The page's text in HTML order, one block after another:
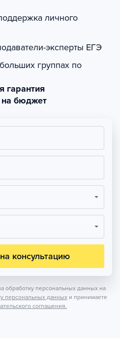
личного
эксперты ЕГЭ
группах по
гарантия
на бюджет
консультацию
обработку персональных данных на
персональных данных и принимаете
соглашения.